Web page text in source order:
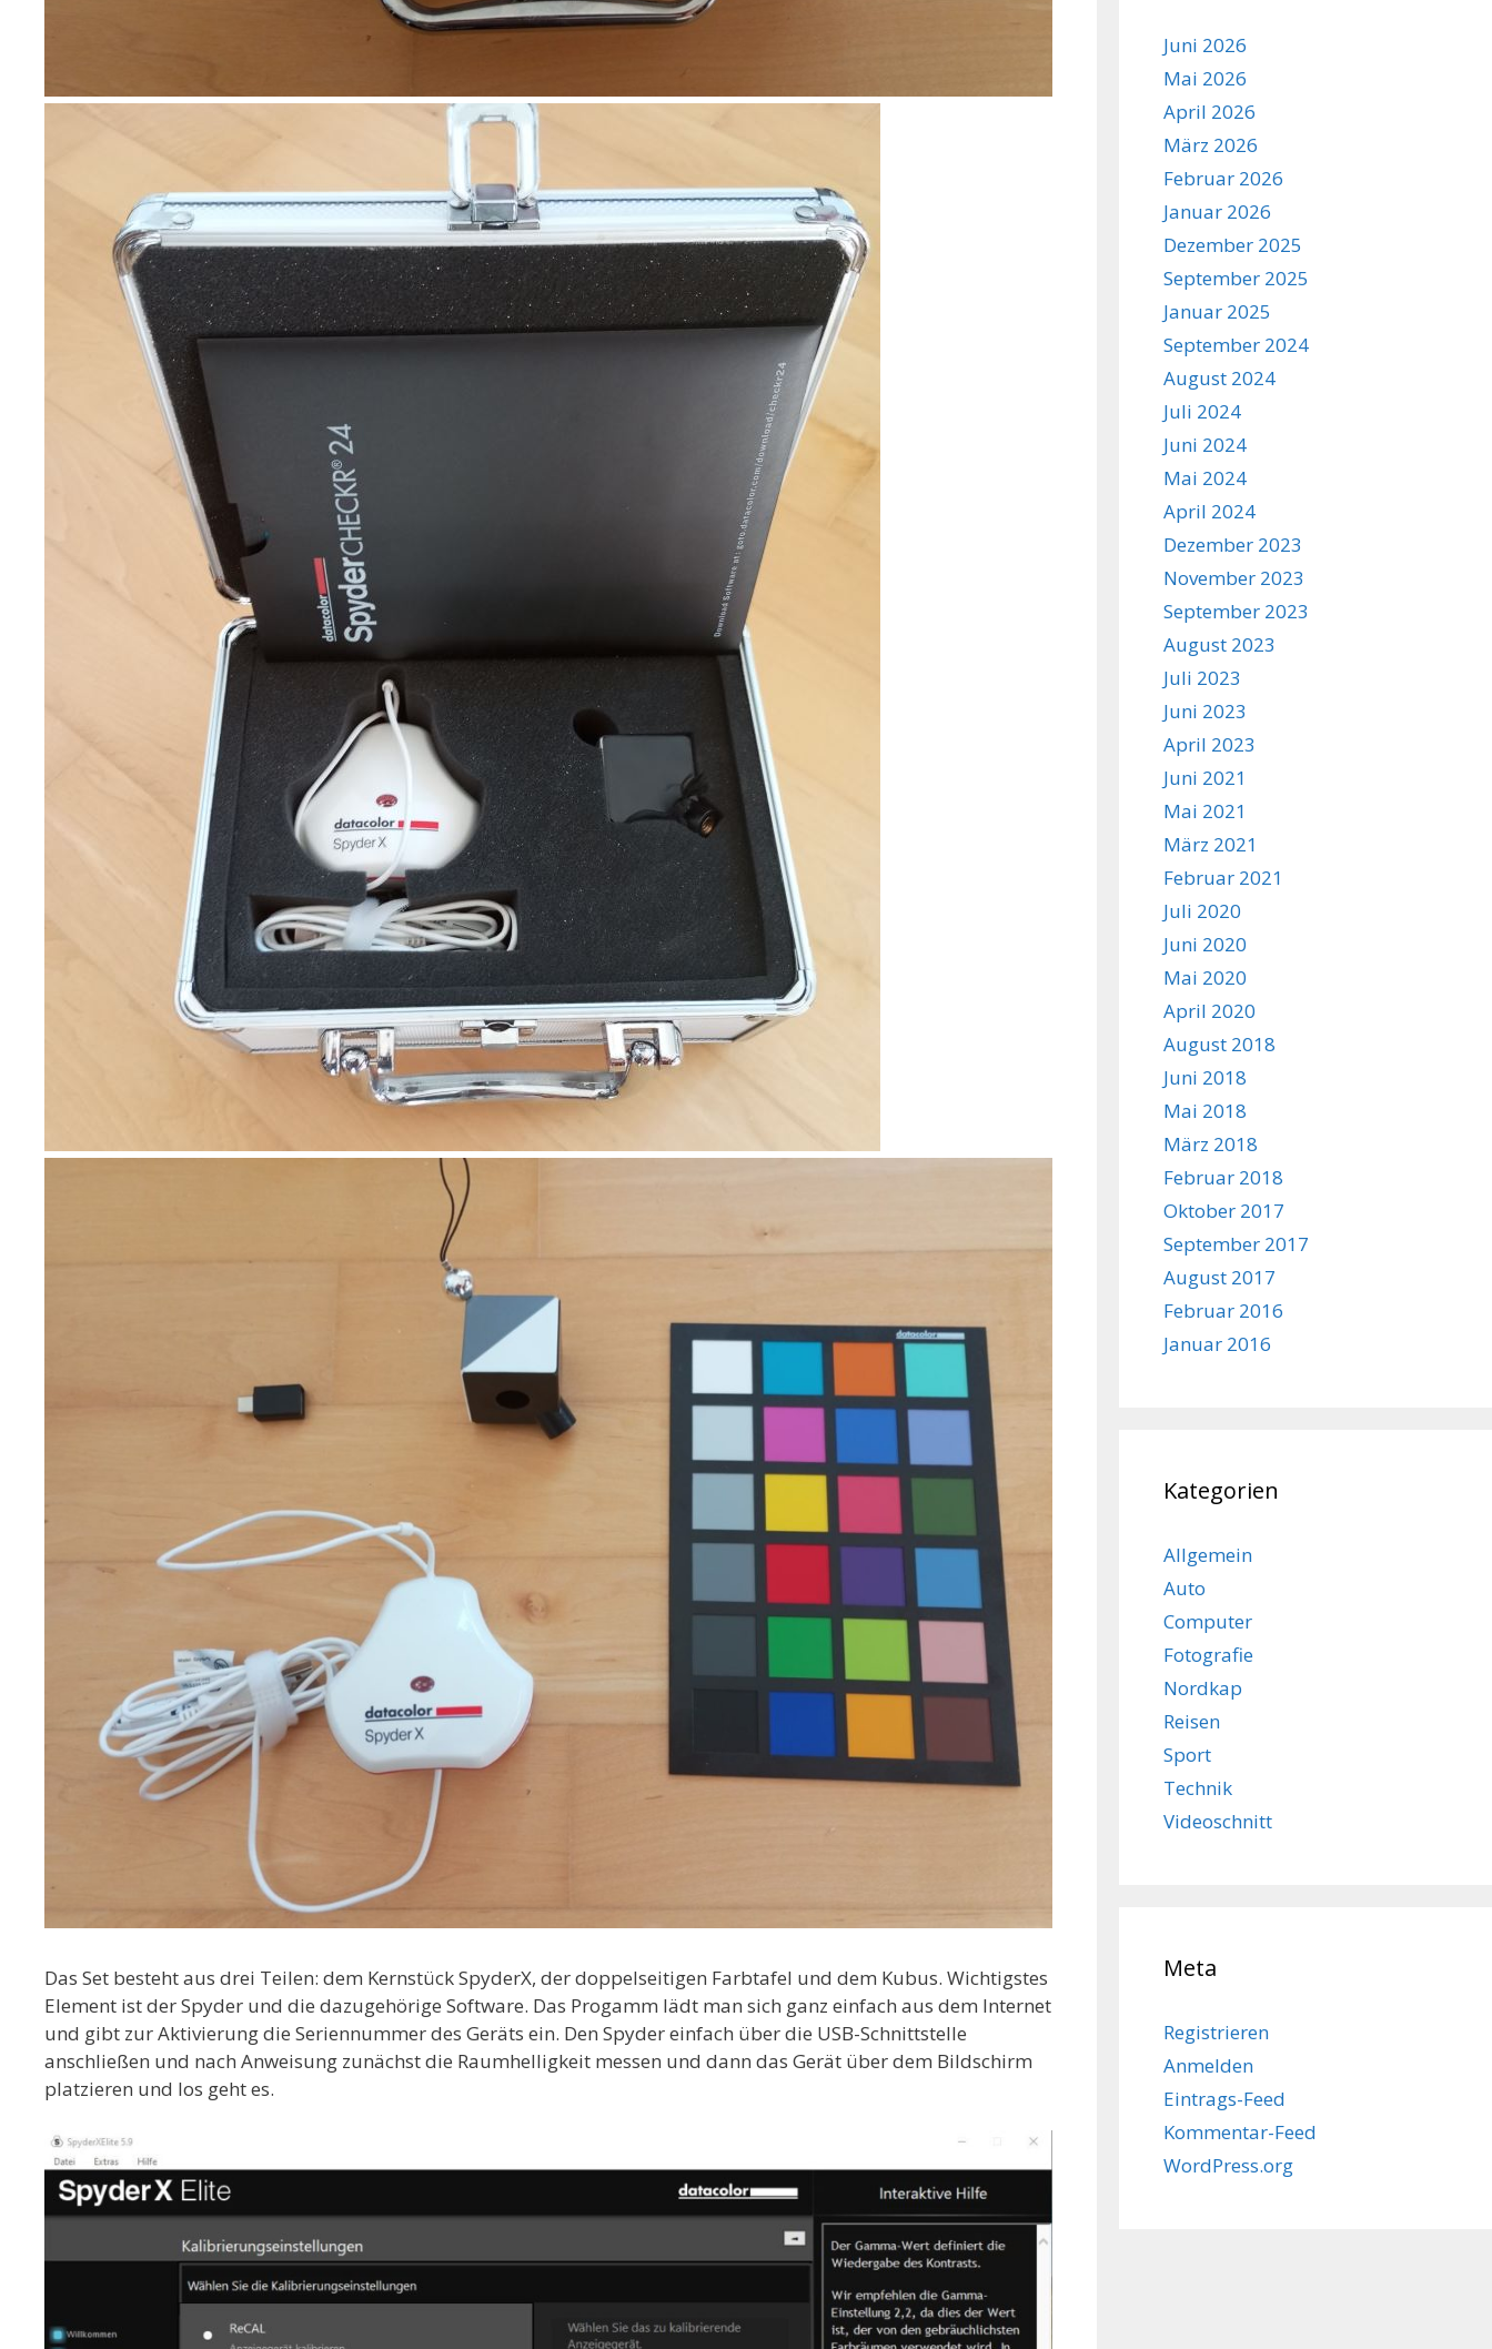
Das Set besteht aus drei Teilen: dem Kernstück SpyderX, der doppelseitigen Farbtafel und dem Kubus. Wichtigstes
Element ist der Spyder und die dazugehörige Software. Das Progamm lädt man sich ganz einfach aus dem Internet
und gibt zur Aktivierung die Seriennummer des Geräts ein. Den Spyder einfach über die USB-Schnittstelle
anschließen und nach Anweisung zunächst die Raumhelligkeit messen und dann das Gerät über dem Bildschirm
platzieren und los geht es.
Juni 2026
Mai 2026
April 2026
März 2026
Februar 2026
Januar 2026
Dezember 2025
September 2025
Januar 2025
September 2024
August 2024
Juli 2024
Juni 2024
Mai 2024
April 2024
Dezember 2023
November 2023
September 2023
August 2023
Juli 2023
Juni 2023
April 2023
Juni 2021
Mai 2021
März 2021
Februar 2021
Juli 2020
Juni 2020
Mai 2020
April 2020
August 2018
Juni 2018
Mai 2018
März 2018
Februar 2018
Oktober 2017
September 2017
August 2017
Februar 2016
Januar 2016
Kategorien
Allgemein
Auto
Computer
Fotografie
Nordkap
Reisen
Sport
Technik
Videoschnitt
Meta
Registrieren
Anmelden
Eintrags-Feed
Kommentar-Feed
WordPress.org